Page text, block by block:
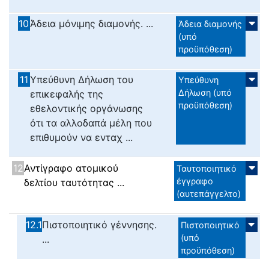
10 Άδεια μόνιμης διαμονής. ...
Άδεια διαμονής
(υπό
προϋπόθεση)
11 Υπεύθυνη Δήλωση του
επικεφαλής της
εθελοντικής οργάνωσης
ότι τα αλλοδαπά μέλη που
επιθυμούν να ενταχ ...
Υπεύθυνη
Δήλωση (υπό
προϋπόθεση)
12Αντίγραφο ατομικού
δελτίου ταυτότητας ...
Ταυτοποιητικό
έγγραφο
(αυτεπάγγελτο)
12.1Πιστοποιητικό γέννησης.
...
Πιστοποιητικό
(υπό
προϋπόθεση)